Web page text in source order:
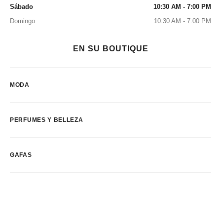
Sábado
10:30 AM - 7:00 PM
Domingo
10:30 AM - 7:00 PM
EN SU BOUTIQUE
MODA
PERFUMES Y BELLEZA
GAFAS